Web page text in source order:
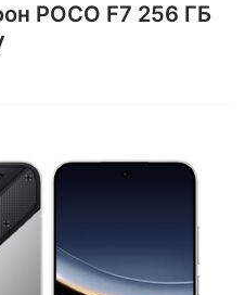
POCO F7 256 ГБ